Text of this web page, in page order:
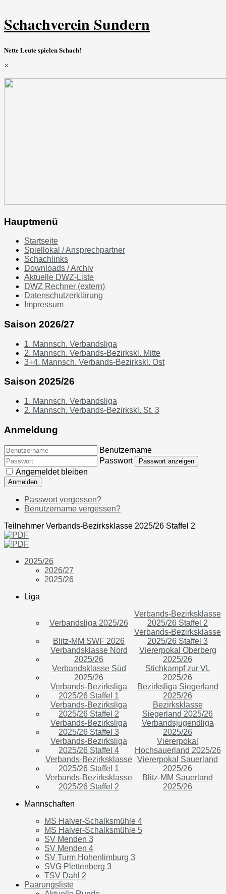
Schachverein Sundern
Nette Leute spielen Schach!
×
Hauptmenü
Startseite
Spiellokal / Ansprechpartner
Schachlinks
Downloads / Archiv
Aktuelle DWZ-Liste
DWZ Rechner (extern)
Datenschutzerklärung
Impressum
Saison 2026/27
1. Mannsch. Verbandsliga
2. Mannsch. Verbands-Bezirkskl. Mitte
3+4. Mannsch. Verbands-Bezirkskl. Ost
Saison 2025/26
1. Mannsch. Verbandsliga
2. Mannsch. Verbands-Bezirkskl. St. 3
Anmeldung
Benutzername
Passwort
Passwort anzeigen
Angemeldet bleiben
Anmelden
Passwort vergessen?
Benutzername vergessen?
Teilnehmer Verbands-Bezirksklasse 2025/26 Staffel 2
2025/26
2026/27
2025/26
Liga
Verbandsliga 2025/26
Verbands-Bezirksklasse
2025/26 Staffel 2
Blitz-MM SWF 2026
Verbands-Bezirksklasse
2025/26 Staffel 3
Verbandsklasse Nord
2025/26
Viererpokal Oberberg
2025/26
Verbandsklasse Süd
2025/26
Stichkampf zur VL
2025/26
Verbands-Bezirksliga
2025/26 Staffel 1
Bezirksliga Siegerland
2025/26
Verbands-Bezirksliga
2025/26 Staffel 2
Bezirksklasse
Siegerland 2025/26
Verbands-Bezirksliga
2025/26 Staffel 3
Verbandsjugendliga
2025/26
Verbands-Bezirksliga
2025/26 Staffel 4
Viererpokal
Hochsauerland 2025/26
Verbands-Bezirksklasse
2025/26 Staffel 1
Viererpokal Sauerland
2025/26
Verbands-Bezirksklasse
2025/26 Staffel 2
Blitz-MM Sauerland
2025/26
Mannschaften
MS Halver-Schalksmühle 4
MS Halver-Schalksmühle 5
SV Menden 3
SV Menden 4
SV Turm Hohenlimburg 3
SVG Plettenberg 3
TSV Dahl 2
Paarungsliste